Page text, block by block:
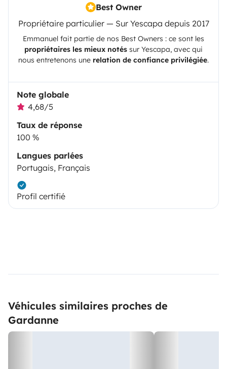
Best Owner
Propriétaire particulier — Sur Yescapa depuis 2017
Emmanuel fait partie de nos Best Owners : ce sont les
propriétaires les mieux notés sur Yescapa, avec qui
nous entretenons une relation de confiance privilégiée.
Note globale
4,68/5
Taux de réponse
100 %
Langues parlées
Portugais, Français
Profil certifié
Véhicules similaires proches de
Gardanne